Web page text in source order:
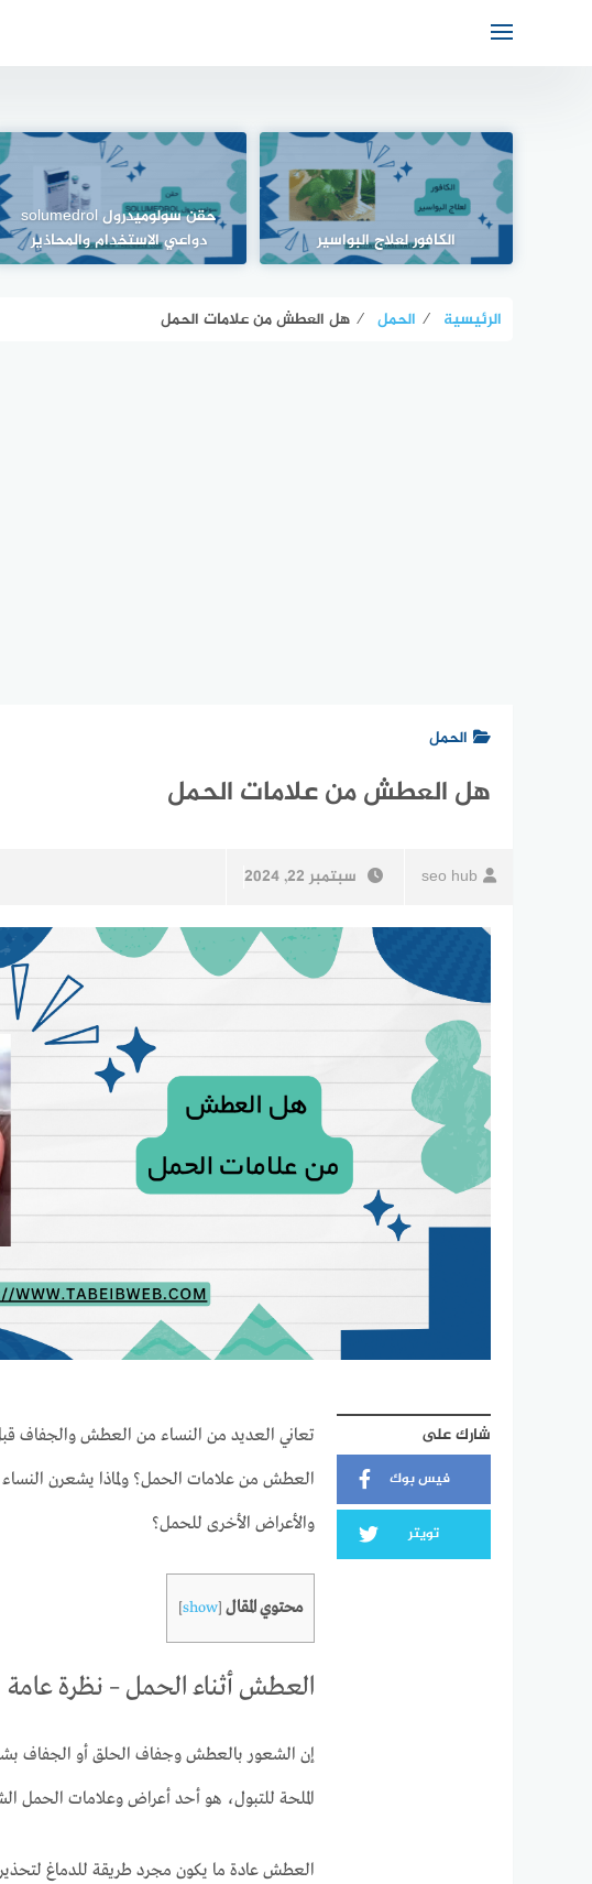
الكافور لعلاج البواسير
حقن سولوميدرول solumedrol
دواعي الاستخدام والمحاذير
الرئيسية ⁄ الحمل ⁄ هل العطش من علامات الحمل
الحمل
هل العطش من علامات الحمل
seo hub سبتمبر 22, 2024
شارك على
فيس بوك
تويتر
تعاني العديد من النساء من العطش والجفاف
العطش من علامات الحمل؟ ولماذا يشعرن
والأعراض الأخرى للحمل؟
محتوي المقال [
show
]
العطش أثناء الحمل – نظرة عامة
إن الشعور بالعطش وجفاف الحلق أو الجفاف
الملحة للتبول، هو أحد أعراض وعلامات الحمل
العطش عادة ما يكون مجرد طريقة للدماغ